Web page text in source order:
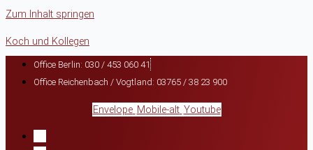
Zum Inhalt springen
Koch und Kollegen
Office Berlin: 030 / 453 060 41
Office Reichenbach / Vogtland: 03765 / 38 23 900
Envelope Mobile-alt Youtube